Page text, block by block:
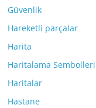
Güvenlik
Hareketli parçalar
Harita
Haritalama Sembolleri
Haritalar
Hastane